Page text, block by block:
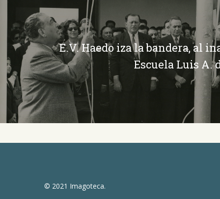
E.V. Haedo iza la bandera, al
Escuela Luis A.
© 2021 Imagoteca.